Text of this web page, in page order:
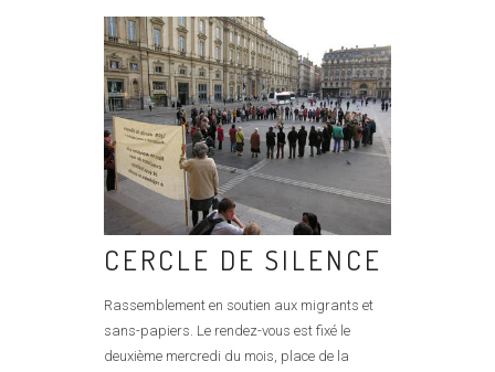
CERCLE DE SILENCE
Rassemblement en soutien aux migrants et
sans-papiers. Le rendez-vous est fixé le
deuxième mercredi du mois, place de la